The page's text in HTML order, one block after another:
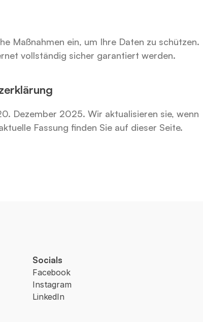
Maßnahmen ein, um Ihre Daten zu schützen.
vollständig sicher garantiert werden.
Dezember 2025. Wir aktualisieren sie, wenn
Fassung finden Sie auf dieser Seite.
Socials
Facebook
Instagram
LinkedIn